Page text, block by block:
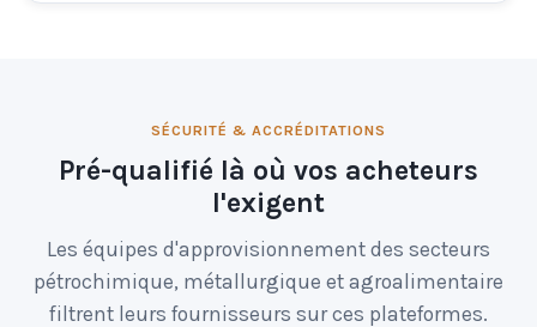
SÉCURITÉ & ACCRÉDITATIONS
Pré-qualifié là où vos acheteurs
l'exigent
Les équipes d'approvisionnement des secteurs
pétrochimique, métallurgique et agroalimentaire
filtrent leurs fournisseurs sur ces plateformes.